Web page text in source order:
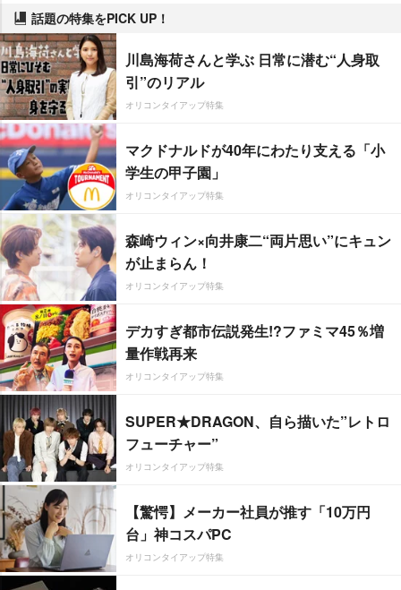
話題の特集をPICK UP！
川島海荷さんと学ぶ 日常に潜む“人身取
引”のリアル
オリコンタイアップ特集
マクドナルドが40年にわたり支える「小
学生の甲子園」
オリコンタイアップ特集
森崎ウィン×向井康二“両片思い”にキュン
が止まらん！
オリコンタイアップ特集
デカすぎ都市伝説発生!?ファミマ45％増
量作戦再来
オリコンタイアップ特集
SUPER★DRAGON、自ら描いた”レトロ
フューチャー”
オリコンタイアップ特集
【驚愕】メーカー社員が推す「10万円
台」神コスパPC
オリコンタイアップ特集